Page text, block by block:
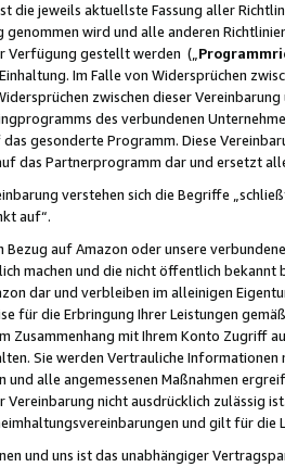
die jeweils aktuellste Fassung aller
genommen wird und alle anderen
Verfügung gestellt werden („
Im Falle von Widersprüchen
zwischen dieser
des verbundenen
gesonderte Programm. Diese
das Partnerprogramm dar und ersetzt
verstehen sich die Begriffe
auf“.
auf Amazon oder unsere
machen und die nicht öffentlich
dar und verbleiben im alleinigen
für die Erbringung Ihrer Leistungen
Zusammenhang mit Ihrem Konto
Sie werden Vertrauliche
und alle angemessenen Maßnahmen
Vereinbarung nicht ausdrücklich zulässig
und gilt für die
und uns ist das unabhängiger